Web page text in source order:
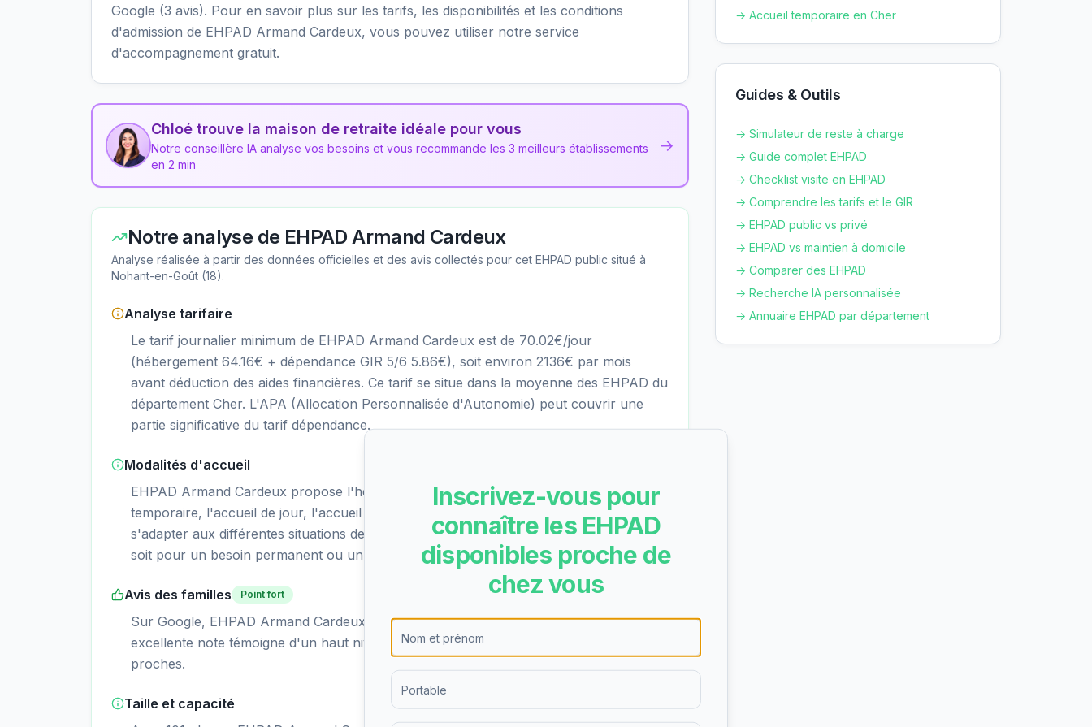
Google (3 avis). Pour en savoir plus sur les tarifs, les disponibilités et les conditions
d'admission de EHPAD Armand Cardeux, vous pouvez utiliser notre service
d'accompagnement gratuit.
Chloé trouve la maison de retraite idéale pour vous
Notre conseillère IA analyse vos besoins et vous recommande les 3 meilleurs établissements
en 2 min
→
Notre analyse de EHPAD Armand Cardeux
Analyse réalisée à partir des données officielles et des avis collectés pour cet EHPAD public situé à
Nohant-en-Goût (18).
Analyse tarifaire
Le tarif journalier minimum de EHPAD Armand Cardeux est de 70.02€/jour
(hébergement 64.16€ + dépendance GIR 5/6 5.86€), soit environ 2136€ par mois
avant déduction des aides financières. Ce tarif se situe dans la moyenne des EHPAD du
département Cher. L'APA (Allocation Personnalisée d'Autonomie) peut couvrir une
partie significative du tarif dépendance.
Modalités d'accueil
EHPAD Armand Cardeux propose l'hébergement permanent, l'hébergement
temporaire, l'accueil de jour, l'accueil de nuit. Cette diversité d'offres permet de
s'adapter aux différentes situations des personnes âgées et de leurs familles, que ce
soit pour un besoin permanent ou un répit temporaire.
Avis des familles Point fort
Sur Google, EHPAD Armand Cardeux obtient une note de 4.7/5 basée sur 3 avis. Cette
excellente note témoigne d'un haut niveau de satisfaction des résidents et de leurs
proches.
Taille et capacité
→ Accueil temporaire en Cher
Guides & Outils
→ Simulateur de reste à charge
→ Guide complet EHPAD
→ Checklist visite en EHPAD
→ Comprendre les tarifs et le GIR
→ EHPAD public vs privé
→ EHPAD vs maintien à domicile
→ Comparer des EHPAD
→ Recherche IA personnalisée
→ Annuaire EHPAD par département
Inscrivez-vous pour
connaître les EHPAD
disponibles proche de
chez vous